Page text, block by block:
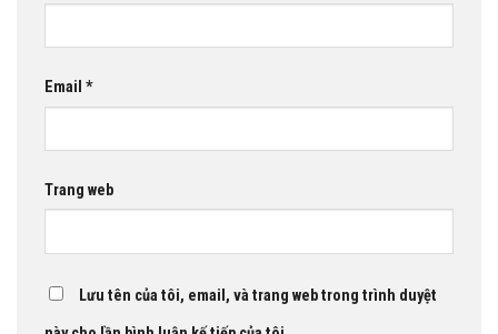
Email *
Trang web
Lưu tên của tôi, email, và trang web trong trình duyệt